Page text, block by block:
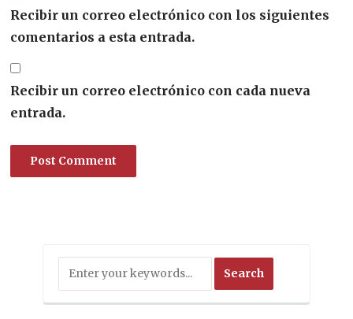
Recibir un correo electrónico con los siguientes
comentarios a esta entrada.
Recibir un correo electrónico con cada nueva
entrada.